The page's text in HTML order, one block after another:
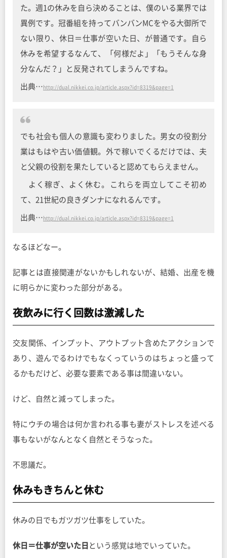
た。週1の休みを自ら決めることは、僕のいる業界では
異例です。冠番組を持ってバンバンMCをやる大御所で
ない限り、休日＝仕事が空いた日、が普通です。自ら
休みを希望するなんて、「何様だよ」「もうそんな身
分なんだ？」と反発されてしまうんですね。
出典… http://dual.nikkei.co.jp/article.aspx?id=8319&page=1
でも社会も個人の意識も変わりました。男女の役割分
業はもはや古い価値観。外で稼いでくるだけでは、夫
と父親の役割を果たしていると認めてもらえません。
よく稼ぎ、よく休む。これらを両立してこそ初め
て、21世紀の良きダンナになれるんです。
出典… http://dual.nikkei.co.jp/article.aspx?id=8319&page=1
なるほどなー。
記事とは直接関連がないかもしれないが、結婚、出産を機
に明らかに変わった部分がある。
夜飲みに行く回数は激減した
交友関係、インプット、アウトプット含めたアクションで
あり、遊んでるわけでもなくっていうのはちょっと盛って
るかもだけど、必要な要素である事は間違いない。
けど、自然と減ってしまった。
特にウチの場合は何か言われる事も妻がストレスを述べる
事もないがなんとなく自然とそうなった。
不思議だ。
休みもきちんと休む
休みの日でもガツガツ仕事をしていた。
休日＝仕事が空いた日 という感覚は地でいっていた。